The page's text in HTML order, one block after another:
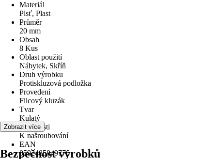
Materiál
Plsť, Plast
Průměr
20 mm
Obsah
8 Kus
Oblast použití
Nábytek, Skříň
Druh výrobku
Protiskluzová podložka
Provedení
Filcový kluzák
Tvar
Kulatý
Vlastnosti
K našroubování
EAN
8592485849776
Zobrazit více
Bezpečnost výrobků